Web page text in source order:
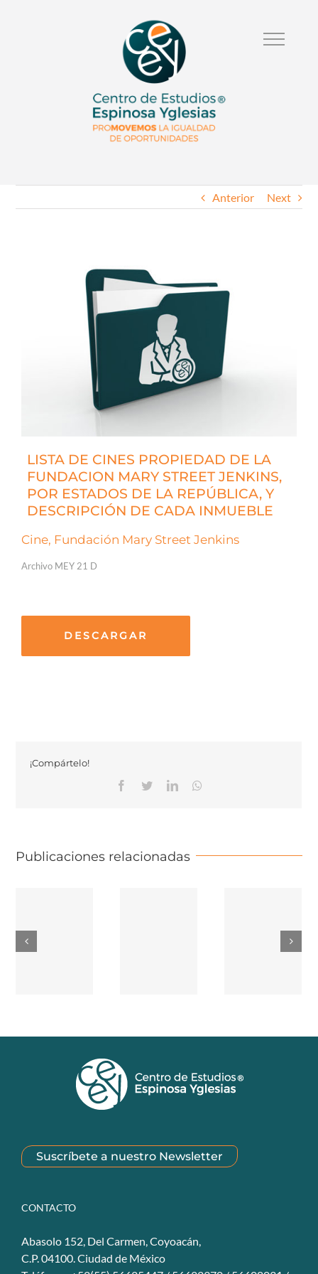
Anterior Next
LISTA DE CINES PROPIEDAD DE LA
FUNDACION MARY STREET JENKINS,
POR ESTADOS DE LA REPÚBLICA, Y
DESCRIPCIÓN DE CADA INMUEBLE
Cine, Fundación Mary Street Jenkins
Archivo MEY 21 D
DESCARGAR
¡Compártelo!
Facebook
TwitterLinkedinWhatsapp
Publicaciones relacionadas
Suscríbete a nuestro Newsletter
CONTACTO
Abasolo 152, Del Carmen, Coyoacán,
C.P. 04100. Ciudad de México